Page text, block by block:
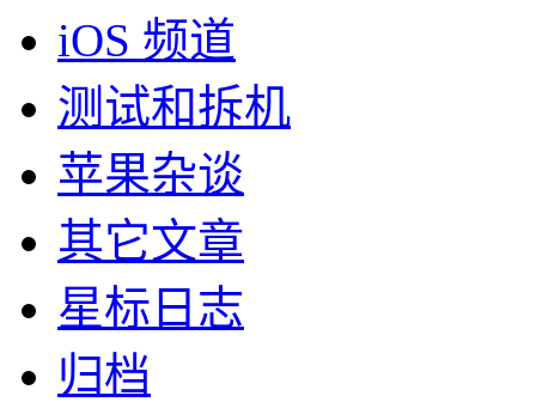
iOS 频道
测试和拆机
苹果杂谈
其它文章
星标日志
归档